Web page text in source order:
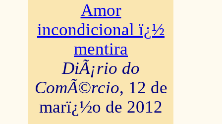
Amor
incondicional ï¿½
mentira
DiÃ¡rio do
ComÃ©rcio, 12 de
marï¿½o de 2012